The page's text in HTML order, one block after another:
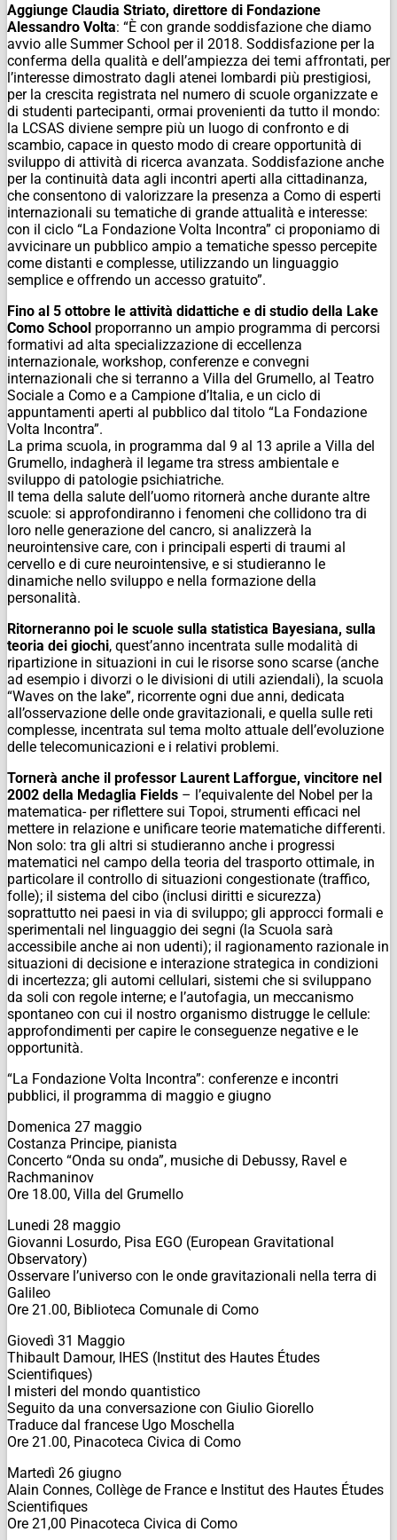
Aggiunge Claudia Striato, direttore di Fondazione
Alessandro Volta: “È con grande soddisfazione che diamo
avvio alle Summer School per il 2018. Soddisfazione per la
conferma della qualità e dell’ampiezza dei temi affrontati, per
l’interesse dimostrato dagli atenei lombardi più prestigiosi,
per la crescita registrata nel numero di scuole organizzate e
di studenti partecipanti, ormai provenienti da tutto il mondo:
la LCSAS diviene sempre più un luogo di confronto e di
scambio, capace in questo modo di creare opportunità di
sviluppo di attività di ricerca avanzata. Soddisfazione anche
per la continuità data agli incontri aperti alla cittadinanza,
che consentono di valorizzare la presenza a Como di esperti
internazionali su tematiche di grande attualità e interesse:
con il ciclo “La Fondazione Volta Incontra” ci proponiamo di
avvicinare un pubblico ampio a tematiche spesso percepite
come distanti e complesse, utilizzando un linguaggio
semplice e offrendo un accesso gratuito”.
Fino al 5 ottobre le attività didattiche e di studio della Lake
Como School proporranno un ampio programma di percorsi
formativi ad alta specializzazione di eccellenza
internazionale, workshop, conferenze e convegni
internazionali che si terranno a Villa del Grumello, al Teatro
Sociale a Como e a Campione d’Italia, e un ciclo di
appuntamenti aperti al pubblico dal titolo “La Fondazione
Volta Incontra”.
La prima scuola, in programma dal 9 al 13 aprile a Villa del
Grumello, indagherà il legame tra stress ambientale e
sviluppo di patologie psichiatriche.
Il tema della salute dell’uomo ritornerà anche durante altre
scuole: si approfondiranno i fenomeni che collidono tra di
loro nelle generazione del cancro, si analizzerà la
neurointensive care, con i principali esperti di traumi al
cervello e di cure neurointensive, e si studieranno le
dinamiche nello sviluppo e nella formazione della
personalità.
Ritorneranno poi le scuole sulla statistica Bayesiana, sulla
teoria dei giochi, quest’anno incentrata sulle modalità di
ripartizione in situazioni in cui le risorse sono scarse (anche
ad esempio i divorzi o le divisioni di utili aziendali), la scuola
“Waves on the lake”, ricorrente ogni due anni, dedicata
all’osservazione delle onde gravitazionali, e quella sulle reti
complesse, incentrata sul tema molto attuale dell’evoluzione
delle telecomunicazioni e i relativi problemi.
Tornerà anche il professor Laurent Lafforgue, vincitore nel
2002 della Medaglia Fields – l’equivalente del Nobel per la
matematica- per riflettere sui Topoi, strumenti efficaci nel
mettere in relazione e unificare teorie matematiche differenti.
Non solo: tra gli altri si studieranno anche i progressi
matematici nel campo della teoria del trasporto ottimale, in
particolare il controllo di situazioni congestionate (traffico,
folle); il sistema del cibo (inclusi diritti e sicurezza)
soprattutto nei paesi in via di sviluppo; gli approcci formali e
sperimentali nel linguaggio dei segni (la Scuola sarà
accessibile anche ai non udenti); il ragionamento razionale in
situazioni di decisione e interazione strategica in condizioni
di incertezza; gli automi cellulari, sistemi che si sviluppano
da soli con regole interne; e l’autofagia, un meccanismo
spontaneo con cui il nostro organismo distrugge le cellule:
approfondimenti per capire le conseguenze negative e le
opportunità.
“La Fondazione Volta Incontra”: conferenze e incontri
pubblici, il programma di maggio e giugno
Domenica 27 maggio
Costanza Principe, pianista
Concerto “Onda su onda”, musiche di Debussy, Ravel e
Rachmaninov
Ore 18.00, Villa del Grumello
Lunedi 28 maggio
Giovanni Losurdo, Pisa EGO (European Gravitational
Observatory)
Osservare l’universo con le onde gravitazionali nella terra di
Galileo
Ore 21.00, Biblioteca Comunale di Como
Giovedì 31 Maggio
Thibault Damour, IHES (Institut des Hautes Études
Scientifiques)
I misteri del mondo quantistico
Seguito da una conversazione con Giulio Giorello
Traduce dal francese Ugo Moschella
Ore 21.00, Pinacoteca Civica di Como
Martedì 26 giugno
Alain Connes, Collège de France e Institut des Hautes Études
Scientifiques
Ore 21,00 Pinacoteca Civica di Como